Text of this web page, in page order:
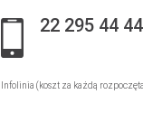
22 295 44 44
Infolinia (koszt za każdą